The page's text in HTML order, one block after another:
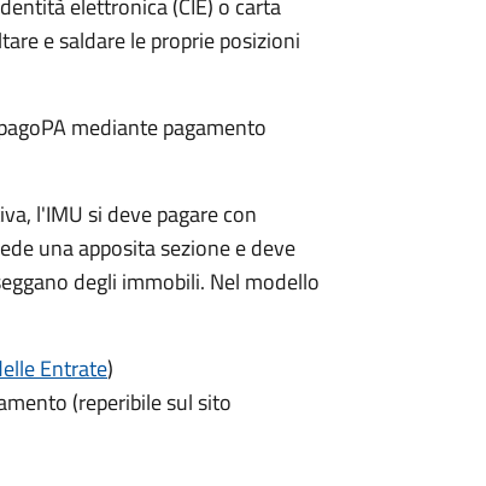
elettronica (CIE) o carta
e saldare le proprie posizioni
mediante pagamento
l'IMU si deve pagarecon
una apposita sezione e deve
degli immobili. Nel modello
Entrate)
(reperibile sul sito